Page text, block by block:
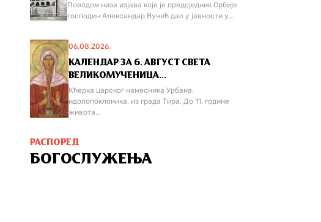
Поводом низа изјава које је предсједник Србије
господин Александар Вучић дао у јавности у...
06.08.2026.
КАЛЕНДАР ЗА 6. АВГУСТ СВЕТА
ВЕЛИКОМУЧЕНИЦА...
Кћерка царског намесника Урбана,
идолопоклоника, из града Тира. До 11. године
живота...
РАСПОРЕД
БОГОСЛУЖЕЊА